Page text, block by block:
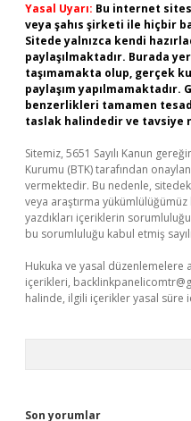
Yasal Uyarı: Bu internet
veya şahıs şirketi ile hiçbir
Sitede yalnızca kendi
paylaşılmaktadır. Burada
taşımamakta olup, gerçek
paylaşım
benzerlikleri tamamen
taslak halindedir ve tavsiye
Sitemiz, 5651 Sayılı Kanun
Kurumu (BTK) tarafından
vermektedir. Bu nedenle,
veya araştırma
yazdıkları içeriklerin
bu sorumluluğu kabul etmiş
Hukuka ve yasal düzenlemelere
içerikleri,
halinde, ilgili içerikler yasal süre
Son yorumlar